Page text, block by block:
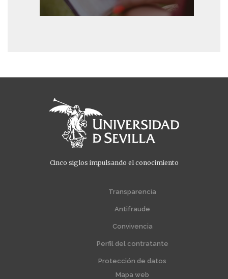
Cinco siglos impulsando el conocimiento
Transparencia
Antifraude
Convivencia
Perfil del contratante
Protección de datos
Mapa web